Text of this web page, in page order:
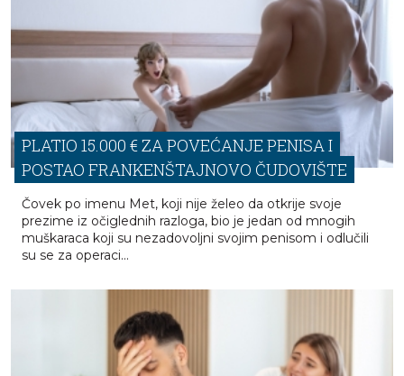
PLATIO 15.000 € ZA POVEĆANJE PENISA I
POSTAO FRANKENŠTAJNOVO ČUDOVIŠTE
Čovek po imenu Met, koji nije želeo da otkrije svoje
prezime iz očiglednih razloga, bio je jedan od mnogih
muškaraca koji su nezadovoljni svojim penisom i odlučili
su se za operaci...